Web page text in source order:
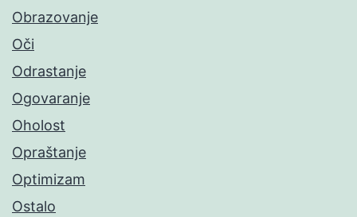
Obrazovanje
Oči
Odrastanje
Ogovaranje
Oholost
Opraštanje
Optimizam
Ostalo